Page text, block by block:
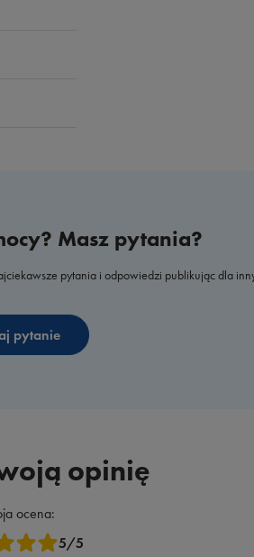
Masz pytania?
pytania i odpowiedzi publikując dla
pytanie
opinię
ocena:
5/5